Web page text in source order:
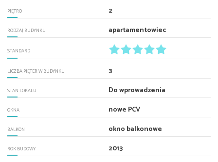
PIĘTRO 2
RODZAJ BUDYNKU apartamentowiec
STANDARD
LICZBA PIĘTER W BUDYNKU 3
STAN LOKALU Do wprowadzenia
OKNA nowe PCV
BALKON okno balkonowe
ROK BUDOWY 2013